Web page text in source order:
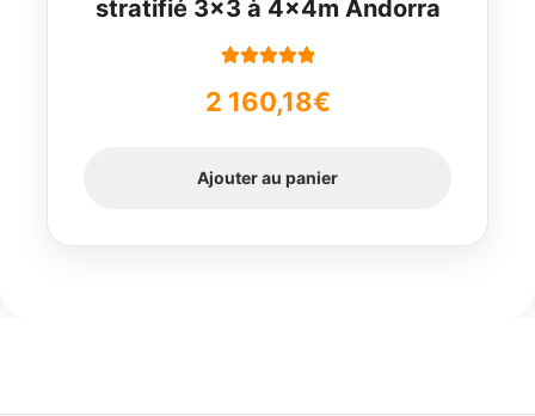
stratifié 3×3 à 4x4m Andorra
5
2 160,18€
Ajouter au panier